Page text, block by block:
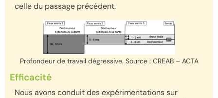
celle du passage précédent.
Profondeur de travail dégressive. Source : CREAB – ACTA
Efficacité
Nous avons conduit des expérimentations sur